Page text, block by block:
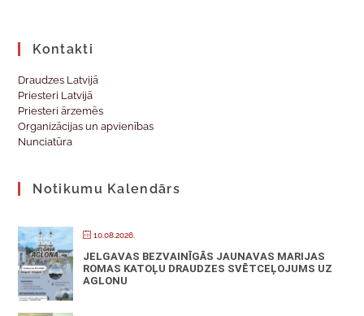
Kontakti
Draudzes Latvijā
Priesteri Latvijā
Priesteri ārzemēs
Organizācijas un apvienības
Nunciatūra
Notikumu Kalendārs
10.08.2026.
JELGAVAS BEZVAINĪGĀS JAUNAVAS MARIJAS
ROMAS KATOĻU DRAUDZES SVĒTCEĻOJUMS UZ
AGLONU